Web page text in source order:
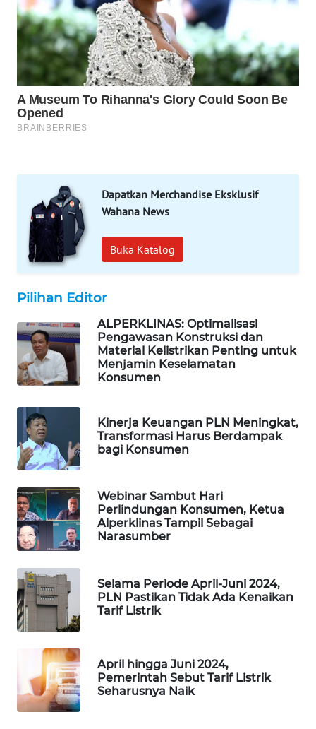
Dapatkan Merchandise Eksklusif
Wahana News
Buka Katalog
Pilihan Editor
ALPERKLINAS: Optimalisasi
Pengawasan Konstruksi dan
Material Kelistrikan Penting untuk
Menjamin Keselamatan
Konsumen
Kinerja Keuangan PLN Meningkat,
Transformasi Harus Berdampak
bagi Konsumen
Webinar Sambut Hari
Perlindungan Konsumen, Ketua
Alperklinas Tampil Sebagai
Narasumber
Selama Periode April-Juni 2024,
PLN Pastikan Tidak Ada Kenaikan
Tarif Listrik
April hingga Juni 2024,
Pemerintah Sebut Tarif Listrik
Seharusnya Naik
SIBARAGAS
NEWS
METRO
SIANTAR
NEWS
METRO
METRO
JAKARTA
NEWS
KRT
NEWS
JURNAL
MARITIM
HUMBANG
NEWS
GARONGGANG
NEWS
FISUELRI
ENERGI
NEWS
CILEUNGSI
NEWS
BERKAT
NEWS